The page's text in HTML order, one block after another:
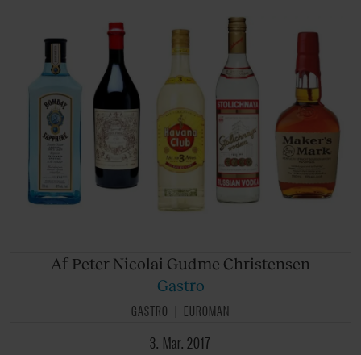
Af Peter Nicolai Gudme Christensen
Gastro
GASTRO
EUROMAN
3. Mar. 2017